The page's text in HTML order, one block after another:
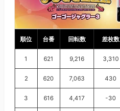
順位 台番 回転数 差枚数
1 621 9,216 3,310
2 620 7,063 430
3 616 4,417 -30